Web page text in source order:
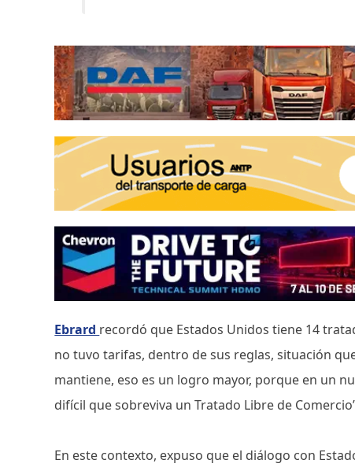
Ebrard recordó que Estados Unidos tiene 14
no tuvo tarifas, dentro de sus reglas, situación
mantiene, eso es un logro mayor, porque en un
difícil que sobreviva un Tratado Libre de
En este contexto, expuso que el diálogo con